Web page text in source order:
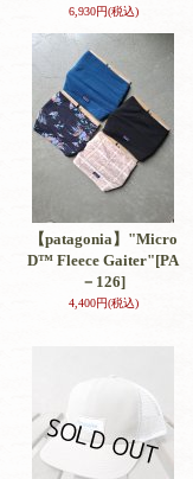
6,930円(税込)
【patagonia】"Micro
D™ Fleece Gaiter"[PA
－126]
4,400円(税込)